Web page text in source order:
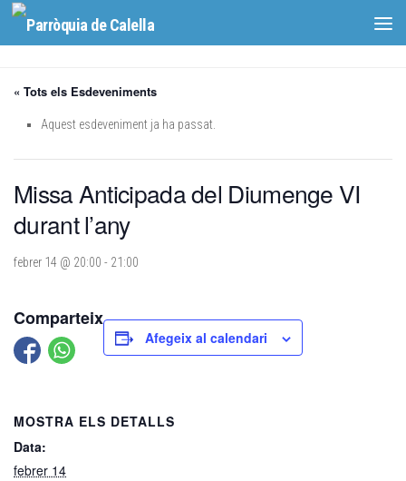
Skip to content
« Tots els Esdeveniments
Aquest esdeveniment ja ha passat.
Missa Anticipada del Diumenge VI
durant l’any
febrer 14 @ 20:00 - 21:00
Comparteix
Afegeix al calendari
MOSTRA ELS DETALLS
Data:
febrer 14